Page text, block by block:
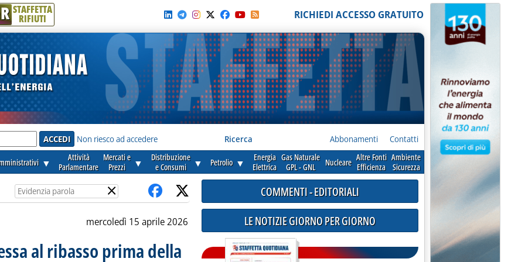
R STAFFETTA
RIFIUTI RICHIEDI ACCESSO GRATUITO
Non riesco ad accedere Ricerca Abbonamenti Contatti
▼
Attività
Parlamentare
Mercati e
Prezzi
▼
Distribuzione
e Consumi
▼ Petrolio ▼
Energia
Elettrica
Gas Naturale
GPL - GNL
Nucleare Altre Fonti
Efficienza
Ambiente
Sicurezza
×
mercoledì 15 aprile 2026
al ribasso prima della
COMMENTI - EDITORIALI
LE NOTIZIE GIORNO PER GIORNO